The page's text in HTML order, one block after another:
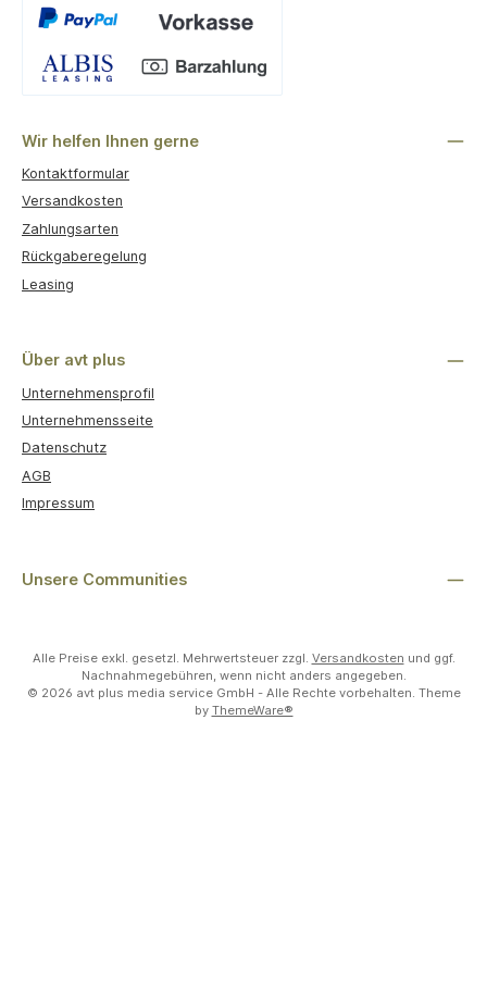
Wir helfen Ihnen gerne
Kontaktformular
Versandkosten
Zahlungsarten
Rückgaberegelung
Leasing
Über avt plus
Unternehmensprofil
Unternehmensseite
Datenschutz
AGB
Impressum
Unsere Communities
Alle Preise exkl. gesetzl. Mehrwertsteuer zzgl. Versandkosten und ggf.
Nachnahmegebühren, wenn nicht anders angegeben.
© 2026 avt plus media service GmbH - Alle Rechte vorbehalten. Theme
by ThemeWare®